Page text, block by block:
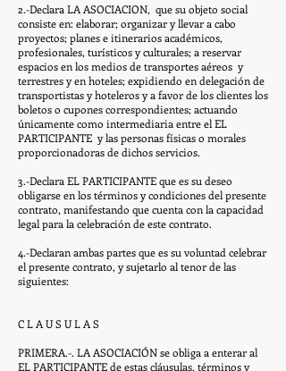
2.-Declara LA ASOCIACION, que su objeto social
consiste en: elaborar; organizar y llevar a cabo
proyectos; planes e itinerarios académicos,
profesionales, turísticos y culturales; a reservar
espacios en los medios de transportes aéreos y
terrestres y en hoteles; expidiendo en delegación de
transportistas y hoteleros y a favor de los clientes los
boletos o cupones correspondientes; actuando
únicamente como intermediaria entre el EL
PARTICIPANTE y las personas físicas o morales
proporcionadoras de dichos servicios.
3.-Declara EL PARTICIPANTE que es su deseo
obligarse en los términos y condiciones del presente
contrato, manifestando que cuenta con la capacidad
legal para la celebración de este contrato.
4.-Declaran ambas partes que es su voluntad celebrar
el presente contrato, y sujetarlo al tenor de las
siguientes:
C L A U S U L A S
PRIMERA.-. LA ASOCIACIÓN se obliga a enterar al
EL PARTICIPANTE de estas cláusulas, términos y